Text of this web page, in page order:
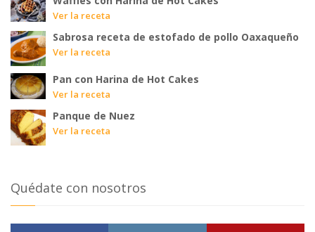
Ver la receta
Sabrosa receta de estofado de pollo Oaxaqueño
Ver la receta
Pan con Harina de Hot Cakes
Ver la receta
Panque de Nuez
Ver la receta
Quédate con nosotros